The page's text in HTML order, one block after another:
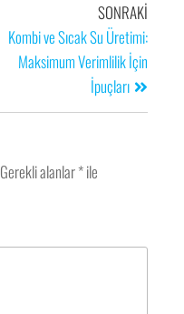
SONRAKI
Kombi ve Sıcak Su Üretimi:
Maksimum Verimlilik İçin
İpuçları
Gerekli alanlar*ile